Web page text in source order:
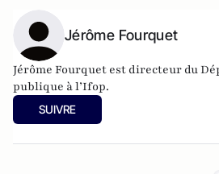
Jérôme Fourquet
Jérôme Fourquet est directeur du
publique à l’Ifop.
SUIVRE